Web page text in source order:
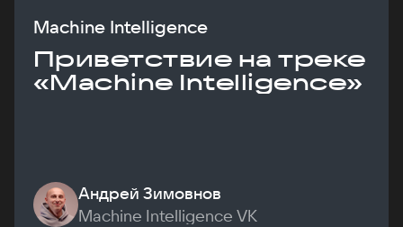
Machine Intelligence
Приветствие на треке
«Machine Intelligence»
Андрей Зимовнов
Machine Intelligence VK